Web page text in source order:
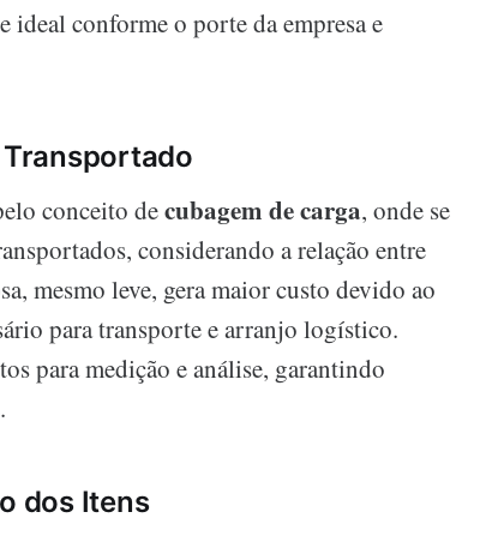
ideal conforme o porte da empresa e
Transportado
conceito decubagem de carga, onde se
considerando a relação entre
mesmo leve, gera maior custo devido ao
para transporte e arranjo logístico.
para medição e análise, garantindo
dos Itens